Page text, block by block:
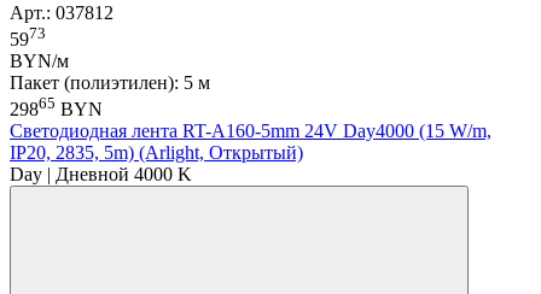
Арт.: 037812
5973
BYN/м
Пакет (полиэтилен): 5 м
29865 BYN
Светодиодная лента RT-A160-5mm 24V Day4000 (15 W/m,
IP20, 2835, 5m) (Arlight, Открытый)
Day | Дневной 4000 K